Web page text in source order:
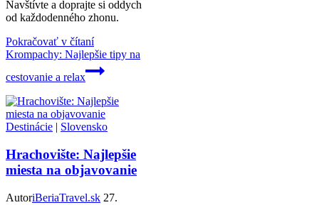
Navštívte a doprajte si oddych
od každodenného zhonu.
Pokračovať v čítaní
Krompachy: Najlepšie tipy na
cestovanie a relax
Destinácie | Slovensko
Hrachovište: Najlepšie
miesta na objavovanie
AutoriBeriaTravel.sk 27.